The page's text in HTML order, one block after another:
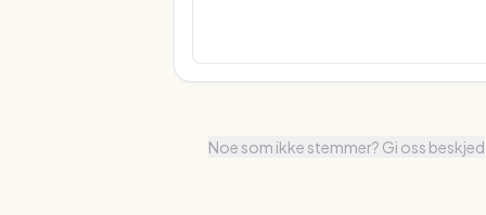
Noe som ikke stemmer? Gi oss beskjed